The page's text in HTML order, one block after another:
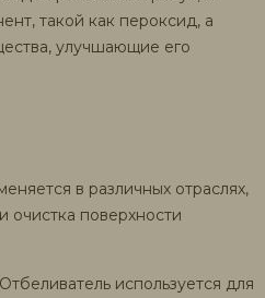
такой как пероксид, а
улучшающие его
в различных отраслях,
очистка поверхности
используется для